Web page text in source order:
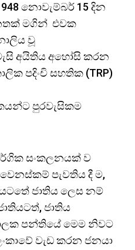
නොවැම්බර් 15 දින
මගින් එවක
වූ
අයිතිය අහෝසි කරන
පදිංචි සහතික (TRP)
පුරවැසිකම
සංකලනයක් ව
වෙනස්කම් පැවතිය දී ම,
ජාතිය ලෙස නම්
ජාතිය
පන්තියේ මෙම නිවට
වැඩ කරන ජනයා